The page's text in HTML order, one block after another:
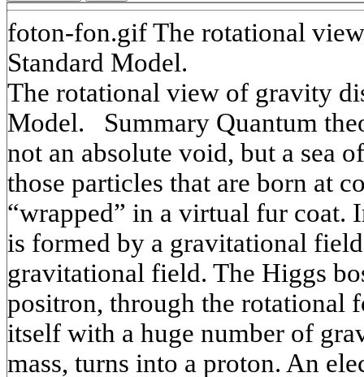
foton-fon.gif The rotational
Standard Model.
The rotational view of gravity
Model. Summary Quantum
not an absolute void, but a sea
those particles that are born at
“wrapped” in a virtual fur coat.
is formed by a gravitational
gravitational field. The Higgs
positron, through the rotational
itself with a huge number of
mass, turns into a proton. An